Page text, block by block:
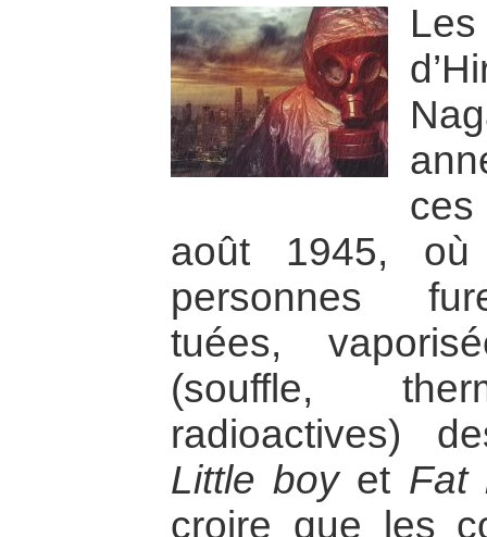
août 1945,
personnes
tuées,
(souffle,
radioactives)
Little boyet Fat
croire que les